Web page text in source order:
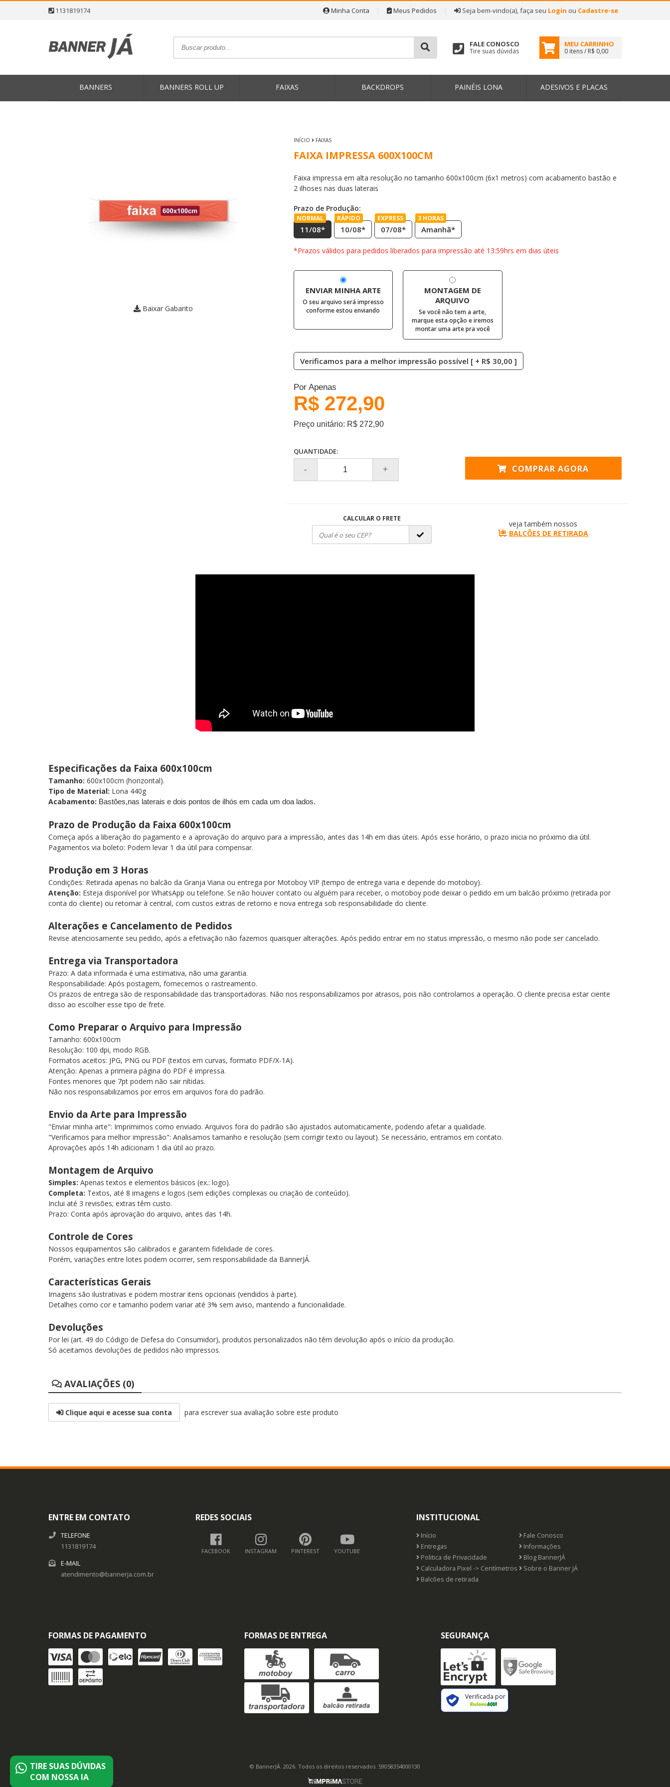
1131819174 Minha Conta Meus Pedidos Seja bem-vindo(a), faça seu Login ou Cadastre-se
FALE CONOSCO
Tire suas dúvidas
MEU CARRINHO
0 itens / R$ 0,00
BANNERS BANNERS ROLL UP FAIXAS BACKDROPS PAINÉIS LONA ADESIVOS E PLACAS
Baixar Gabarito
INÍCIO FAIXAS
FAIXA IMPRESSA 600X100CM
Faixa impressa em alta resolução no tamanho 600x100cm (6x1 metros) com acabamento bastão e
2 ilhoses nas duas laterais
Prazo de Produção:
11/08*
NORMAL
10/08*
RÁPIDO
07/08*
EXPRESS
Amanhã*
3 HORAS
*Prazos válidos para pedidos liberados para impressão até 13:59hrs em dias úteis
ENVIAR MINHA ARTE
O seu arquivo será impresso
conforme estou enviando
MONTAGEM DE
ARQUIVO
Se você não tem a arte,
marque esta opção e iremos
montar uma arte pra você
Verificamos para a melhor impressão possível [ + R$ 30,00 ]
Por Apenas
R$ 272,90
Preço unitário: R$ 272,90
QUANTIDADE:
COMPRAR AGORA
CALCULAR O FRETE
veja também nossos
BALCÕES DE RETIRADA
Especificações da Faixa 600x100cm
Tamanho: 600x100cm (horizontal).
Tipo de Material: Lona 440g
Acabamento: Bastões,nas laterais e dois pontos de ilhós em cada um doa lados.
Prazo de Produção da Faixa 600x100cm
Começa após a liberação do pagamento e a aprovação do arquivo para a impressão, antes das 14h em dias úteis. Após esse horário, o prazo inicia no próximo dia útil.
Pagamentos via boleto: Podem levar 1 dia útil para compensar.
Produção em 3 Horas
Condições: Retirada apenas no balcão da Granja Viana ou entrega por Motoboy VIP (tempo de entrega varia e depende do motoboy).
Atenção: Esteja disponível por WhatsApp ou telefone. Se não houver contato ou alguém para receber, o motoboy pode deixar o pedido em um balcão próximo (retirada por
conta do cliente) ou retornar à central, com custos extras de retorno e nova entrega sob responsabilidade do cliente.
Alterações e Cancelamento de Pedidos
Revise atenciosamente seu pedido, após a efetivação não fazemos quaisquer alterações. Após pedido entrar em no status impressão, o mesmo não pode ser cancelado.
Entrega via Transportadora
Prazo: A data informada é uma estimativa, não uma garantia.
Responsabilidade: Após postagem, fornecemos o rastreamento.
Os prazos de entrega são de responsabilidade das transportadoras. Não nos responsabilizamos por atrasos, pois não controlamos a operação. O cliente precisa estar ciente
disso ao escolher esse tipo de frete.
Como Preparar o Arquivo para Impressão
Tamanho: 600x100cm
Resolução: 100 dpi, modo RGB.
Formatos aceitos: JPG, PNG ou PDF (textos em curvas, formato PDF/X-1A).
Atenção: Apenas a primeira página do PDF é impressa.
Fontes menores que 7pt podem não sair nítidas.
Não nos responsabilizamos por erros em arquivos fora do padrão.
Envio da Arte para Impressão
"Enviar minha arte": Imprimimos como enviado. Arquivos fora do padrão são ajustados automaticamente, podendo afetar a qualidade.
"Verificamos para melhor impressão": Analisamos tamanho e resolução (sem corrigir texto ou layout). Se necessário, entramos em contato.
Aprovações após 14h adicionam 1 dia útil ao prazo.
Montagem de Arquivo
Simples: Apenas textos e elementos básicos (ex.: logo).
Completa: Textos, até 8 imagens e logos (sem edições complexas ou criação de conteúdo).
Inclui até 3 revisões; extras têm custo.
Prazo: Conta após aprovação do arquivo, antes das 14h.
Controle de Cores
Nossos equipamentos são calibrados e garantem fidelidade de cores.
Porém, variações entre lotes podem ocorrer, sem responsabilidade da BannerJÁ.
Características Gerais
Imagens são ilustrativas e podem mostrar itens opcionais (vendidos à parte).
Detalhes como cor e tamanho podem variar até 3% sem aviso, mantendo a funcionalidade.
Devoluções
Por lei (art. 49 do Código de Defesa do Consumidor), produtos personalizados não têm devolução após o início da produção.
Só aceitamos devoluções de pedidos não impressos.
AVALIAÇÕES (0)
Clique aqui e acesse sua conta para escrever sua avaliação sobre este produto
ENTRE EM CONTATO
TELEFONE
1131819174
E-MAIL
atendimento@bannerja.com.br
REDES SOCIAIS
FACEBOOK INSTAGRAM PINTEREST YOUTUBE
INSTITUCIONAL
Início
Fale Conosco
Entregas
Informações
Politica de Privacidade
Blog BannerJÁ
Calculadora Pixel -> Centímetros Sobre o Banner JÁ
Balcões de retirada
FORMAS DE PAGAMENTO FORMAS DE ENTREGA SEGURANÇA
Verificada por
© BannerJÁ. 2026. Todos os direitos reservados. 59058354000130
TIRE SUAS DÚVIDAS
COM NOSSA IA